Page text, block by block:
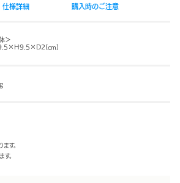
仕様詳細 購入時のご注意
＞
す。
す。